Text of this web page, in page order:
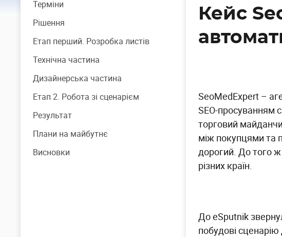
Терміни
Рішення
Етап перший. Розробка листів
Технічна частина
Дизайнерська частина
Етап 2. Робота зі сценарієм
Результат
Плани на майбутнє
Висновки
Кейс
SeoMedExpert –
SEO-просуванням
торговий
між покупцями та
дорогий. До того ж
різних країн.
До eSputnik
побудові